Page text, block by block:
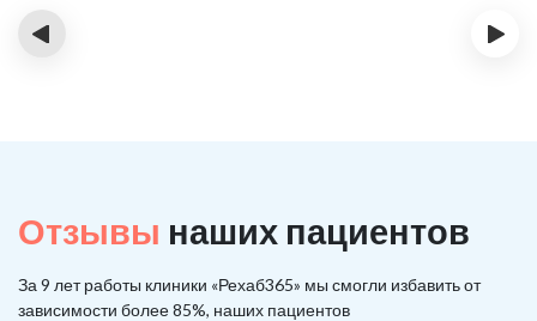
‹ ›
Отзывы наших пациентов
За 9 лет работы клиники «Рехаб365» мы смогли избавить от
зависимости более 85%, наших пациентов